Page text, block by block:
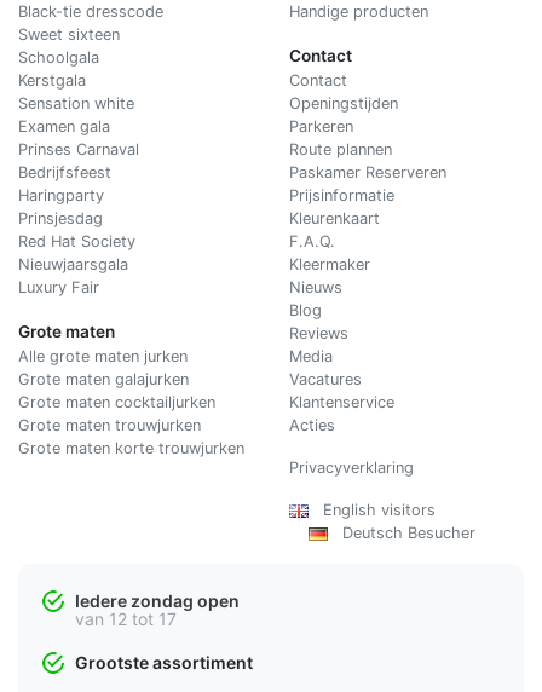
Black-tie dresscode
Sweet sixteen
Schoolgala
Kerstgala
Sensation white
Examen gala
Prinses Carnaval
Bedrijfsfeest
Haringparty
Prinsjesdag
Red Hat Society
Nieuwjaarsgala
Luxury Fair
Grote maten
Alle grote maten jurken
Grote maten galajurken
Grote maten cocktailjurken
Grote maten trouwjurken
Grote maten korte trouwjurken
Handige producten
Contact
Contact
Openingstijden
Parkeren
Route plannen
Paskamer Reserveren
Prijsinformatie
Kleurenkaart
F.A.Q.
Kleermaker
Nieuws
Blog
Reviews
Media
Vacatures
Klantenservice
Acties
Privacyverklaring
English visitors
Deutsch Besucher
Iedere zondag open
van 12 tot 17
Grootste assortiment